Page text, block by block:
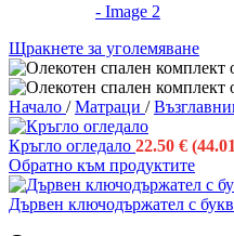
Щракнете за уголемяване
Начало / Матраци /
Кръгло огледало 22.50 €
Обратно към продуктите
Дървен ключодържател с